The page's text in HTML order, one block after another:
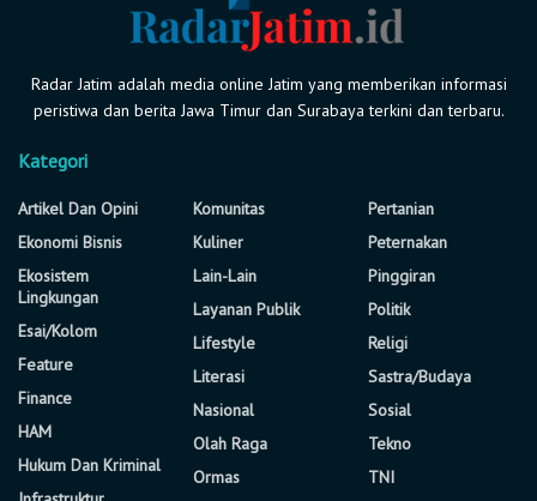
Radar Jatim adalah media online Jatim yang memberikan informasi
peristiwa dan berita Jawa Timur dan Surabaya terkini dan terbaru.
Kategori
Artikel Dan Opini
Ekonomi Bisnis
Ekosistem
Lingkungan
Esai/Kolom
Feature
Finance
HAM
Hukum Dan Kriminal
Komunitas
Kuliner
Lain-Lain
Layanan Publik
Lifestyle
Literasi
Nasional
Olah Raga
Ormas
Pertanian
Peternakan
Pinggiran
Politik
Religi
Sastra/Budaya
Sosial
Tekno
TNI